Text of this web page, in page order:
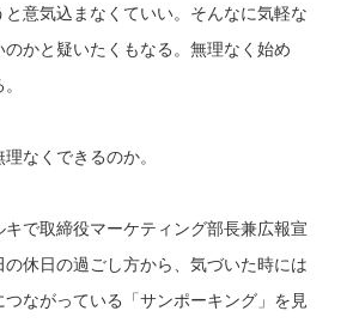
意気込まなくていい。そんなに気軽な
かと疑いたくもなる。無理なく始め
なくできるのか。
キで取締役マーケティング部長兼広報宣
休日の過ごし方から、気づいた時には
つながっている「サンポーキング」を見